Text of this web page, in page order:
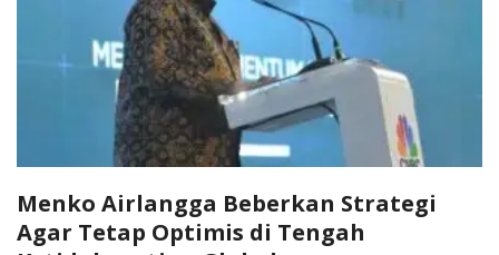
Menko Airlangga Beberkan Strategi
Agar Tetap Optimis di Tengah